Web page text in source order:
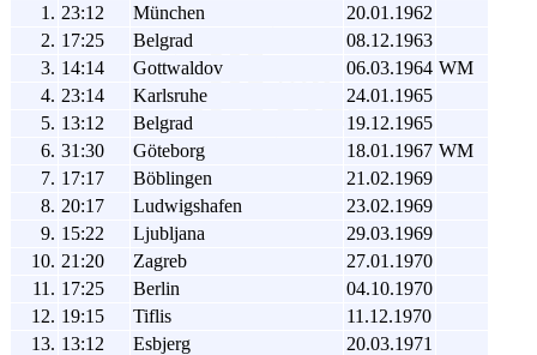
1. 23:12 München
20.01.1962
2. 17:25 Belgrad
08.12.1963
3. 14:14 Gottwaldov 06.03.1964 WM
4. 23:14 Karlsruhe
24.01.1965
5. 13:12 Belgrad
19.12.1965
6. 31:30 Göteborg 18.01.1967 WM
7. 17:17 Böblingen
21.02.1969
8. 20:17 Ludwigshafen
23.02.1969
9. 15:22 Ljubljana
29.03.1969
10. 21:20 Zagreb
27.01.1970
11. 17:25 Berlin
04.10.1970
12. 19:15 Tiflis
11.12.1970
13. 13:12 Esbjerg
20.03.1971